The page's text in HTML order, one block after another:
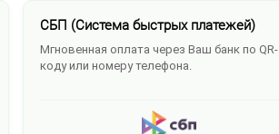
СБП (Система быстрых платежей)
Мгновенная оплата через Ваш банк по QR-
коду или номеру телефона.